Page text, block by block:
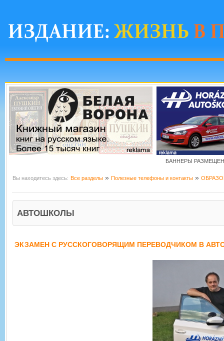
БАННЕРЫ РАЗМЕЩЕНЫ
Вы находитесь здесь: Все разделы » Полезные телефоны и контакты »
АВТОШКОЛЫ
ЭКЗАМЕН С РУССКОГОВОРЯЩИМ ПЕРЕВОДЧИКОМ В